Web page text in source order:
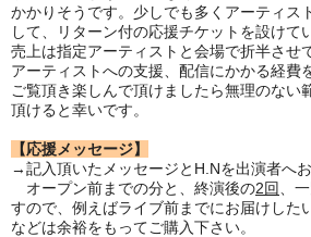
かかりそうです。少しでも多くアーティス
して、リターン付の応援チケットを設けて
売上は指定アーティストと会場で折半させ
アーティストへの支援、配信にかかる経費
ご覧頂き楽しんで頂けましたら無理のない
頂けると幸いです。
【応援メッセージ】
→記入頂いたメッセージとH.Nを出演者へお
オープン前までの分と、終演後の2回
、
すので、例えばライブ前までにお届けした
などは余裕をもってご購入下さい。